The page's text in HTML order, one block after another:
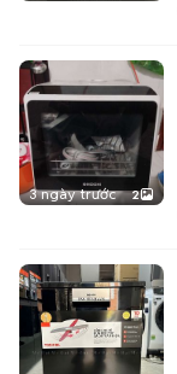
3 ngày trước 2